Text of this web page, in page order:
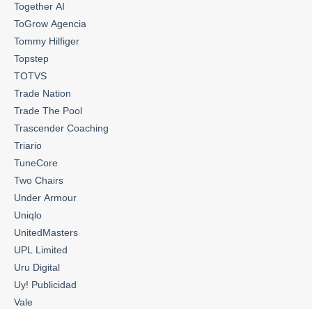
Together AI
ToGrow Agencia
Tommy Hilfiger
Topstep
TOTVS
Trade Nation
Trade The Pool
Trascender Coaching
Triario
TuneCore
Two Chairs
Under Armour
Uniqlo
UnitedMasters
UPL Limited
Uru Digital
Uy! Publicidad
Vale